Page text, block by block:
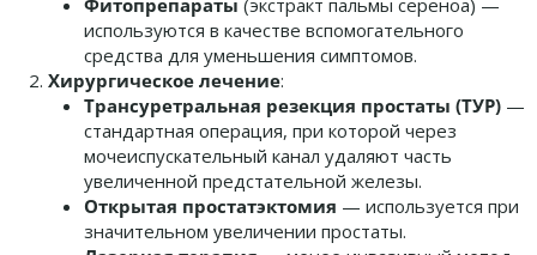
используются в качестве вспомогательного
средства для уменьшения симптомов.
Хирургическое лечение:
Трансуретральная резекция простаты (ТУР) —
стандартная операция, при которой через
мочеиспускательный канал удаляют часть
увеличенной предстательной железы.
Открытая простатэктомия — используется при
значительном увеличении простаты.